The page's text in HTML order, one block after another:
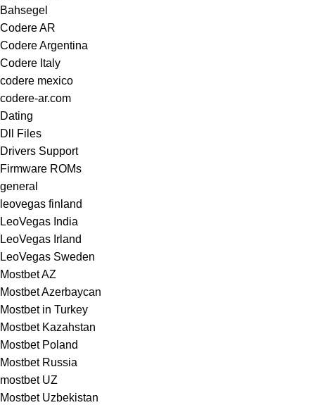
Bahsegel
Codere AR
Codere Argentina
Codere Italy
codere mexico
codere-ar.com
Dating
Dll Files
Drivers Support
Firmware ROMs
general
leovegas finland
LeoVegas India
LeoVegas Irland
LeoVegas Sweden
Mostbet AZ
Mostbet Azerbaycan
Mostbet in Turkey
Mostbet Kazahstan
Mostbet Poland
Mostbet Russia
mostbet UZ
Mostbet Uzbekistan